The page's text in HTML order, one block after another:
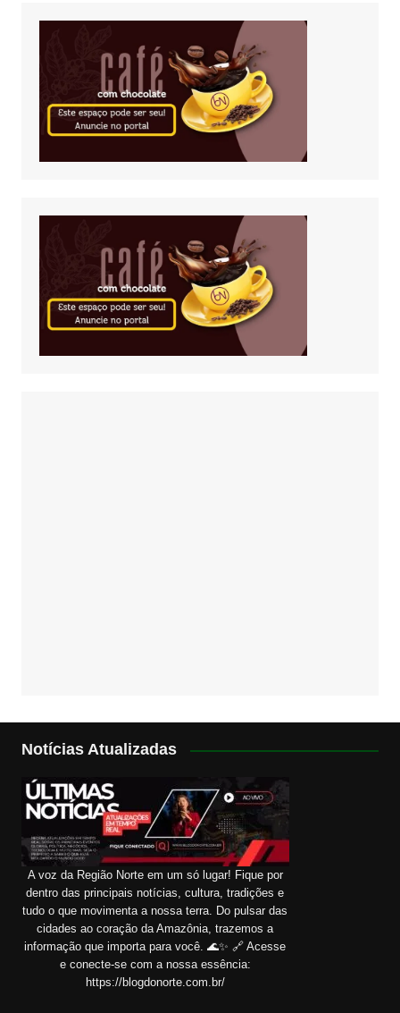
Notícias Atualizadas
A voz da Região Norte em um só lugar! Fique por
dentro das principais notícias, cultura, tradições e
tudo o que movimenta a nossa terra. Do pulsar das
cidades ao coração da Amazônia, trazemos a
informação que importa para você. 🌊✨ 🔗 Acesse
e conecte-se com a nossa essência:
https://blogdonorte.com.br/